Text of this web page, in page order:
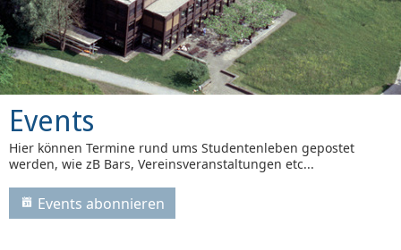
? Tipps
Login
Events
Hier können Termine rund ums Studentenleben gepostet
werden, wie zB Bars, Vereinsveranstaltungen etc...
Events abonnieren